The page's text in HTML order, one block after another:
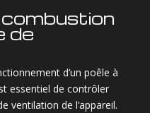
de
d’un poêle à
essentiel de contrôler
ventilation de l’appareil.